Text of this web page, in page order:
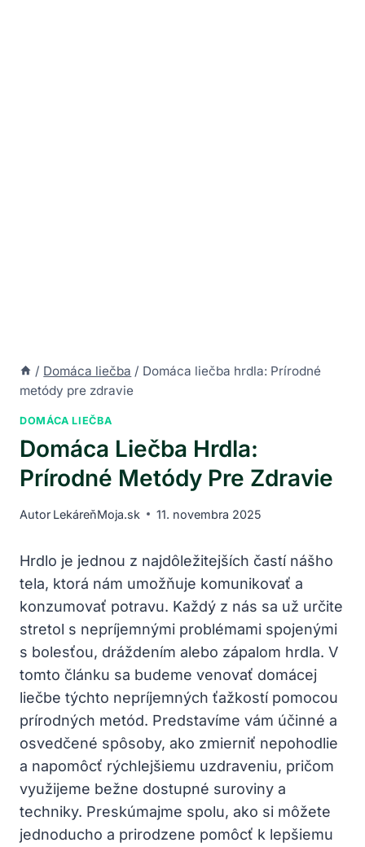
/ Domáca liečba / Domáca liečba hrdla: Prírodné
metódy pre zdravie
DOMÁCA LIEČBA
Domáca Liečba Hrdla:
Prírodné Metódy Pre Zdravie
Autor LekáreňMoja.sk 11. novembra 2025
Hrdlo je jednou z najdôležitejších‍ častí nášho
tela,⁣ ktorá nám umožňuje komunikovať a‍
konzumovať potravu. Každý z nás sa​ už určite
stretol s nepríjemnými problémami spojenými
s bolesťou, dráždením alebo zápalom hrdla.‌ V
tomto článku sa⁣ budeme venovať domácej
liečbe týchto nepríjemných⁢ ťažkostí⁢ pomocou
prírodných metód.⁣ Predstavíme vám účinné a
osvedčené spôsoby, ako zmierniť nepohodlie
a napomôcť rýchlejšiemu uzdraveniu, pričom
využijeme bežne dostupné ‍suroviny a
techniky. Preskúmajme spolu, ako si môžete
jednoducho a prirodzene pomôcť k lepšiemu